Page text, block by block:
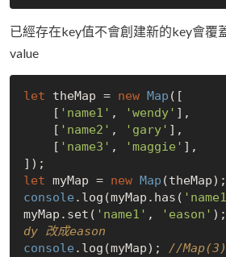
已經存在key值不會創建新的key會覆
value
let theMap = new Map ([
    [
'name1' , 'wendy' ],
    [
'name2' , 'gary' ],
    [
'name3' , 'maggie' ],
let myMap = new Map
console .log(myMap.has(
myMap.set( 'name1' , 'eason' );
dy 改成eason
console .log(myMap); //